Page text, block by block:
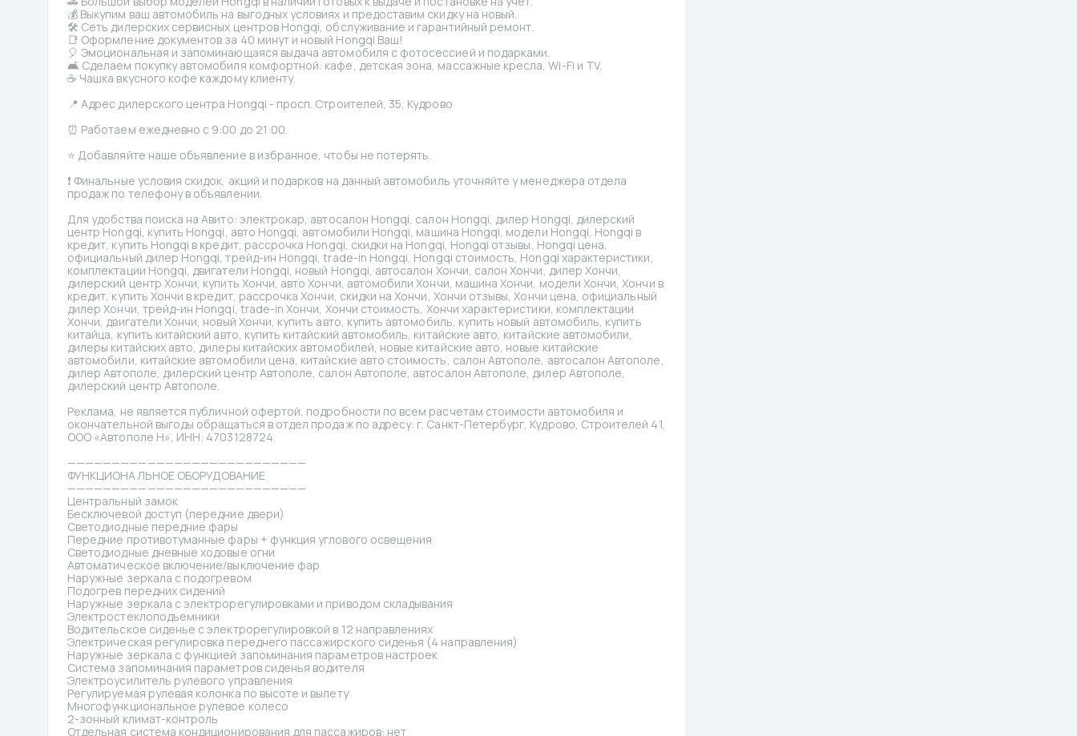
💰 Выкупим ваш автомобиль на выгодных условиях и предоставим скидку на новый.
🛠 Сеть дилерских сервисных центров Hongqi, обслуживание и гарантийный ремонт.
📑 Оформление документов за 40 минут и новый Hongqi Ваш!
🎈 Эмоциональная и запоминающаяся выдача автомобиля с фотосессией и подарками.
🛋 Сделаем покупку автомобиля комфортной: кафе, детская зона, массажные кресла, Wi-Fi и TV.
☕️ Чашка вкусного кофе каждому клиенту.
📍 Адрес дилерского центра Hongqi - просп. Строителей, 35, Кудрово
⏰ Работаем ежедневно с 9:00 до 21:00.
⭐️ Добавляйте наше объявление в избранное, чтобы не потерять.
❗️ Финальные условия скидок, акций и подарков на данный автомобиль уточняйте у менеджера отдела
продаж по телефону в объявлении.
Для удобства поиска на Авито: электрокар, автосалон Hongqi, салон Hongqi, дилер Hongqi, дилерский
центр Hongqi, купить Hongqi, авто Hongqi, автомобили Hongqi, машина Hongqi, модели Hongqi, Hongqi в
кредит, купить Hongqi в кредит, рассрочка Hongqi, скидки на Hongqi, Hongqi отзывы, Hongqi цена,
официальный дилер Hongqi, трейд-ин Hongqi, trade-in Hongqi, Hongqi стоимость, Hongqi характеристики,
комплектации Hongqi, двигатели Hongqi, новый Hongqi, автосалон Хончи, салон Хончи, дилер Хончи,
дилерский центр Хончи, купить Хончи, авто Хончи, автомобили Хончи, машина Хончи, модели Хончи, Хончи в
кредит, купить Хончи в кредит, рассрочка Хончи, скидки на Хончи, Хончи отзывы, Хончи цена, официальный
дилер Хончи, трейд-ин Hongqi, trade-in Хончи, Хончи стоимость, Хончи характеристики, комплектации
Хончи, двигатели Хончи, новый Хончи, купить авто, купить автомобиль, купить новый автомобиль, купить
китайца, купить китайский авто, купить китайский автомобиль, китайские авто, китайские автомобили,
дилеры китайских авто, дилеры китайских автомобилей, новые китайские авто, новые китайские
автомобили, китайские автомобили цена, китайские авто стоимость, салон Автополе, автосалон Автополе,
дилер Автополе, дилерский центр Автополе, салон Автополе, автосалон Автополе, дилер Автополе,
дилерский центр Автополе.
Реклама, не является публичной офертой, подробности по всем расчетам стоимости автомобиля и
окончательной выгоды обращаться в отдел продаж по адресу: г. Санкт-Петербург, Кудрово, Строителей 41,
ООО «Автополе Н», ИНН: 4703128724.
———————————————————————————
ФУНКЦИОНАЛЬНОЕ ОБОРУДОВАНИЕ
———————————————————————————
Центральный замок
Бесключевой доступ (передние двери)
Светодиодные передние фары
Передние противотуманные фары + функция углового освещения
Светодиодные дневные ходовые огни
Автоматическое включение/выключение фар
Наружные зеркала с подогревом
Подогрев передних сидений
Наружные зеркала с электрорегулировками и приводом складывания
Электростеклоподъемники
Водительское сиденье с электрорегулировкой в 12 направлениях
Электрическая регулировка переднего пассажирского сиденья (4 направления)
Наружные зеркала с функцией запоминания параметров настроек
Система запоминания параметров сиденья водителя
Электроусилитель рулевого управления
Регулируемая рулевая колонка по высоте и вылету
Многофункциональное рулевое колесо
2-зонный климат-контроль
Отдельная система кондиционирования для пассажиров: нет